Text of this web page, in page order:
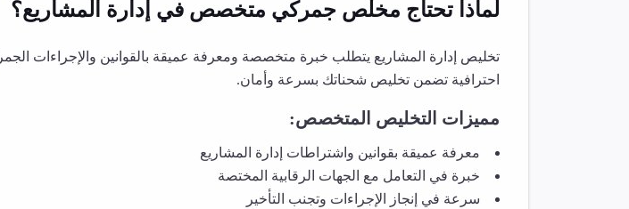
لماذا تحتاج مخلص جمركي متخصص في إدارة المشاريع؟
تخليص إدارة المشاريع يتطلب خبرة متخصصة ومعرفة عميقة بالقوانين والإجراءات
احترافية تضمن تخليص شحناتك بسرعة وأمان.
مميزات التخليص المتخصص:
معرفة عميقة بقوانين واشتراطات إدارة المشاريع
خبرة في التعامل مع الجهات الرقابية المختصة
سرعة في إنجاز الإجراءات وتجنب التأخير